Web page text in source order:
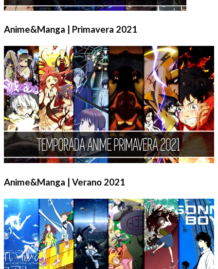
Anime&Manga | Primavera 2021
Anime&Manga | Verano 2021